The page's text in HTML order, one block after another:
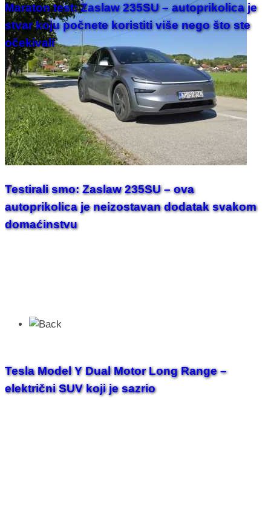
Maraton test: Zaslaw 235SU – autoprikolica je
stvar koju počnete koristiti više nego što ste
očekivali
Testirali smo: Zaslaw 235SU – ova
autoprikolica je neizostavan dodatak svakom
domaćinstvu
Tesla Model Y Dual Motor Long Range –
električni SUV koji je sazrio